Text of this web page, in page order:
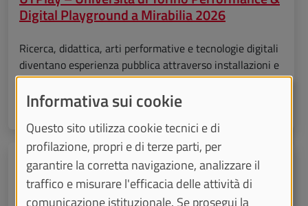
Digital Playground a Mirabilia 2026
Ricerca, didattica, arti performative e tecnologie digitali
diventano esperienza pubblica attraverso installazioni e
spettacoli.
giovedì 10 settembre 2026 dalle ore 09:00 alle 17:00
Meravigliarsi del mondo: etica e linguaggio
in Wittgenstein
Informativa sui cookie
Questo sito utilizza cookie tecnici e di
profilazione, propri e di terze parti, per
garantire la corretta navigazione, analizzare il
traffico e misurare l'efficacia delle attività di
comunicazione istituzionale. Se prosegui la